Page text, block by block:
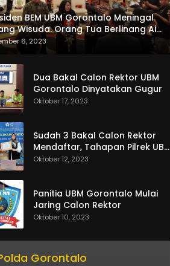
BEM UBM Gorontalo Meningal
Wisuda. Orang Tua Berlinang Air
Menerima SKL dan Pemasangan
6, 2023
Dua Bakal Calon Rektor UBM
Gorontalo Dinyatakan Gugur
Oktober 17, 2023
Sudah 3 Bakal Calon Rektor
Mendaftar, Tahapan Pilrek UBM
Gorontalo Makin Seru
Oktober 12, 2023
Panitia UBM Gorontalo Mulai
Jaring Calon Rektor
Oktober 10, 2023
Gorontalo